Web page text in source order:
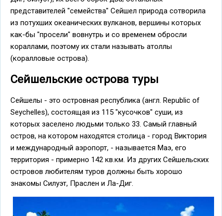
представителей "семейства" Сейшел природа сотворила
из потухших океанических вулканов, вершины которых
как-бы "просели" вовнутрь и со временем обросли
кораллами, поэтому их стали называть атоллы
(коралловые острова).
Сейшельские острова туры
Сейшелы - это островная республика (англ. Republic of
Seychelles), состоящая из 115 "кусочков" суши, из
которых заселено людьми только 33. Самый главный
остров, на котором находятся столица - город Виктория
и международный аэропорт, - называется Маэ, его
территория - примерно 142 кв.км. Из других Сейшельских
островов любителям туров должны быть хорошо
знакомы Силуэт, Праслен и Ла-Диг.